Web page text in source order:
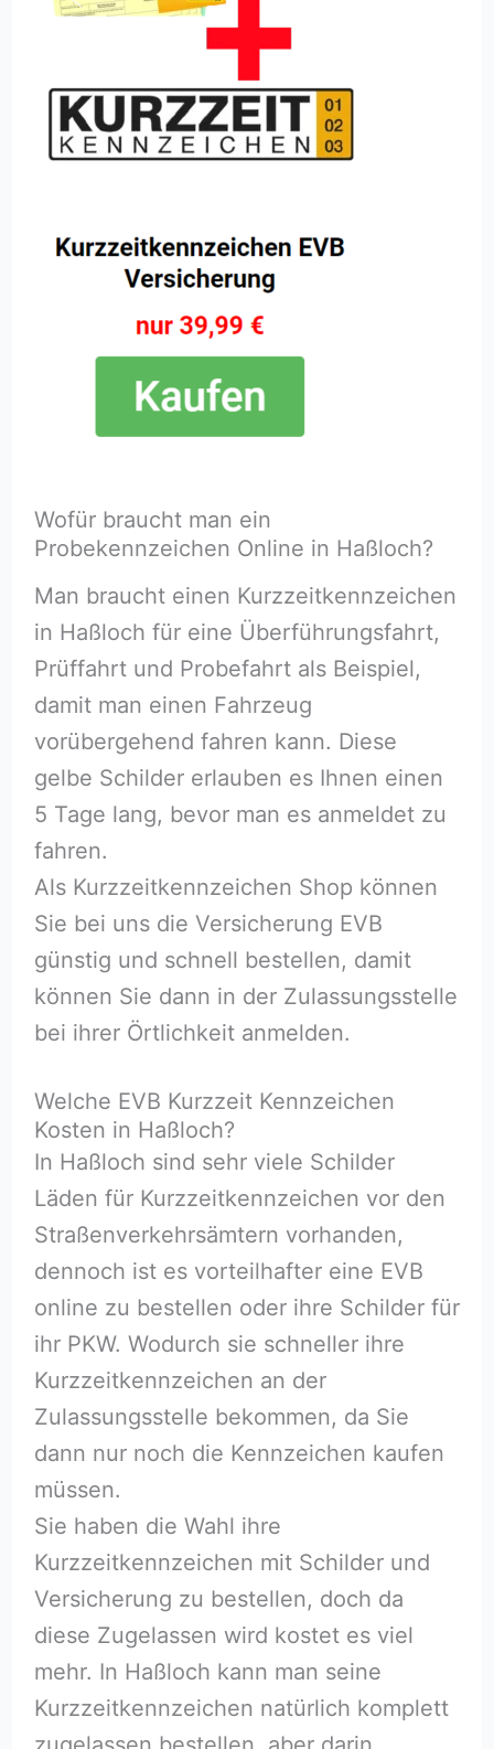
Wofür braucht man ein
Probekennzeichen Online in Haßloch⁠?
Man braucht einen Kurzzeitkennzeichen
in Haßloch⁠ für eine Überführungsfahrt,
Prüffahrt und Probefahrt als Beispiel,
damit man einen Fahrzeug
vorübergehend fahren kann. Diese
gelbe Schilder erlauben es Ihnen einen
5 Tage lang, bevor man es anmeldet zu
fahren.
Als Kurzzeitkennzeichen Shop können
Sie bei uns die Versicherung EVB
günstig und schnell bestellen, damit
können Sie dann in der Zulassungsstelle
bei ihrer Örtlichkeit anmelden.
Welche EVB Kurzzeit Kennzeichen
Kosten in Haßloch⁠?
In Haßloch⁠ sind sehr viele Schilder
Läden für Kurzzeitkennzeichen vor den
Straßenverkehrsämtern vorhanden,
dennoch ist es vorteilhafter eine EVB
online zu bestellen oder ihre Schilder für
ihr PKW. Wodurch sie schneller ihre
Kurzzeitkennzeichen an der
Zulassungsstelle bekommen, da Sie
dann nur noch die Kennzeichen kaufen
müssen.
Sie haben die Wahl ihre
Kurzzeitkennzeichen mit Schilder und
Versicherung zu bestellen, doch da
diese Zugelassen wird kostet es viel
mehr. In Haßloch⁠ kann man seine
Kurzzeitkennzeichen natürlich komplett